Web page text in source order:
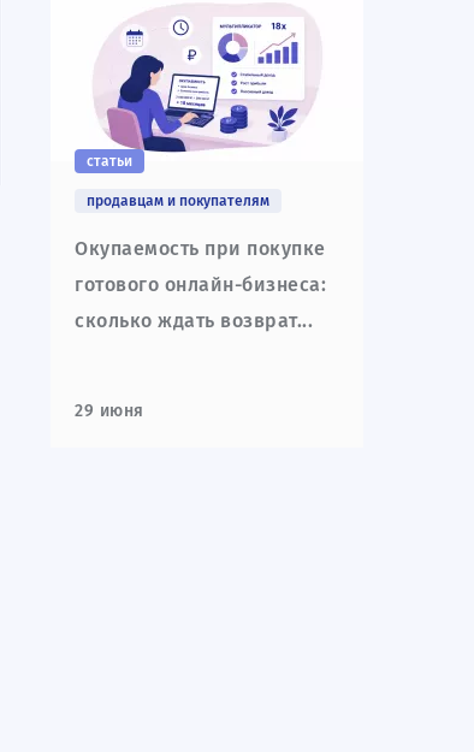
статьи
продавцам и покупателям
Окупаемость при покупке
готового онлайн-бизнеса:
сколько ждать возврат...
29 июня